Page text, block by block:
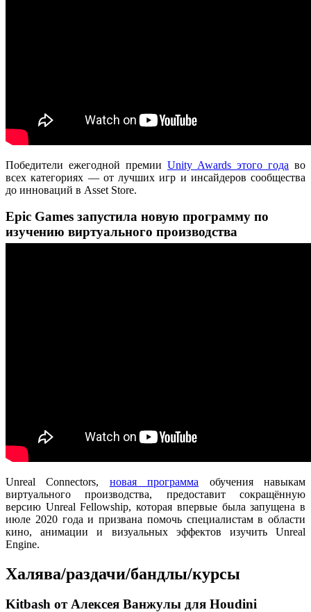
Победители ежегодной премии Unity Awards этого года во
всех категориях — от лучших игр и инсайдеров сообщества
до инноваций в Asset Store.
Epic Games запустила новую программу по
изучению виртуального производства
Unreal Connectors, новая программа обучения навыкам
виртуального производства, предоставит сокращённую
версию Unreal Fellowship, которая впервые была запущена в
июле 2020 года и призвана помочь специалистам в области
кино, анимации и визуальных эффектов изучить Unreal
Engine.
Халява/раздачи/бандлы/курсы
Kitbash от Алексея Ванжулы для Houdini